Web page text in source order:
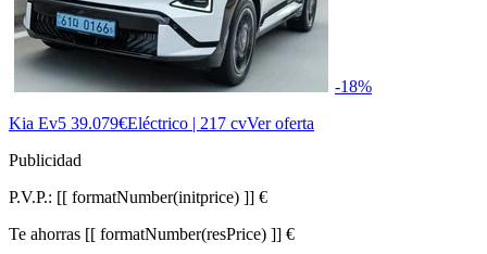
-18%
Kia Ev5 39.079€Eléctrico | 217 cvVer oferta
Publicidad
P.V.P.: [[ formatNumber(initprice) ]] €
Te ahorras [[ formatNumber(resPrice) ]] €